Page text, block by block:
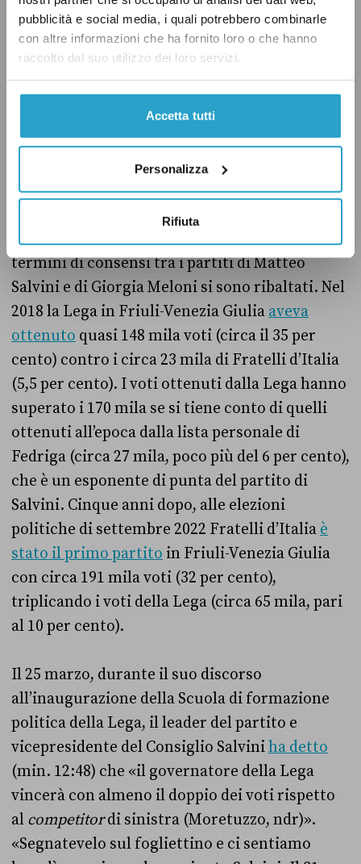
pubblicità e social media, i quali potrebbero combinarle
con altre informazioni che ha fornito loro o che hanno
raccolto dal suo utilizzo dei loro servizi.
Accetta tutti
Personalizza
Rifiuta
viva quasi 49 mila (8 per cento), mentre il
Movimento 5 stelle circa 44 mila (poco più del 7
per cento).
Il confronto tra i partiti
La sfida sembra dunque concentrarsi sui
risultati che otterranno i singoli partiti, in
particolare tra la Lega e Fratelli d’Italia. Dalle
elezioni regionali del 2018 a oggi, anche in
Friuli-Venezia Giulia i rapporti di forza in
termini di consensi tra i partiti di Matteo
Salvini e di Giorgia Meloni si sono ribaltati. Nel
2018 la Lega in Friuli-Venezia Giulia aveva
ottenuto quasi 148 mila voti (circa il 35 per
cento) contro i circa 23 mila di Fratelli d’Italia
(5,5 per cento). I voti ottenuti dalla Lega hanno
superato i 170 mila se si tiene conto di quelli
ottenuti all’epoca dalla lista personale di
Fedriga (circa 27 mila, poco più del 6 per cento),
che è un esponente di punta del partito di
Salvini. Cinque anni dopo, alle elezioni
politiche di settembre 2022 Fratelli d’Italia è
stato il primo partito in Friuli-Venezia Giulia
con circa 191 mila voti (32 per cento),
triplicando i voti della Lega (circa 65 mila, pari
al 10 per cento).
Il 25 marzo, durante il suo discorso
all’inaugurazione della Scuola di formazione
politica della Lega, il leader del partito e
vicepresidente del Consiglio Salviniha detto
(min. 12:48) che «il governatore della Lega
vincerà con almeno il doppio dei voti rispetto
al competitordi sinistra (Moretuzzo, ndr)».
«Segnatevelo sul fogliettino e ci sentiamo